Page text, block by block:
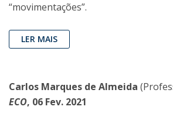
“movimentações”.
LER MAIS
Carlos Marques de Almeida
ECO, 06 Fev. 2021